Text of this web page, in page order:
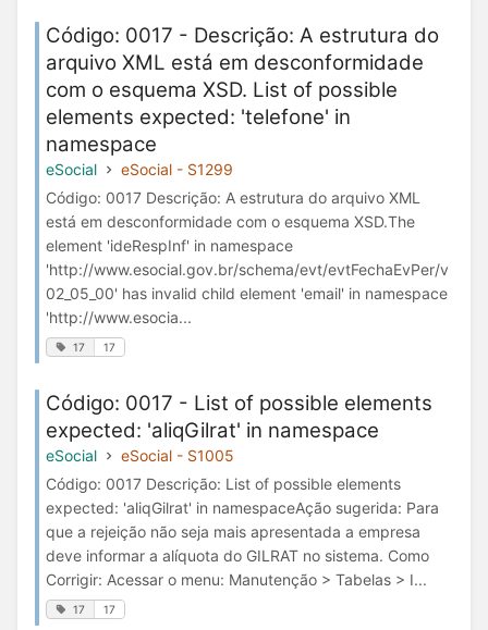
Código: 0017 - Descrição: A estrutura do
arquivo XML está em desconformidade
com o esquema XSD. List of possible
elements expected: 'telefone' in
namespace
eSocial
eSocial - S1299
Código: 0017 Descrição: A estrutura do arquivo XML
está em desconformidade com o esquema XSD.The
element 'ideRespInf' in namespace
'http://www.esocial.gov.br/schema/evt/evtFechaEvPer/v
02_05_00' has invalid child element 'email' in namespace
'http://www.esocia...
17 17
Código: 0017 - List of possible elements
expected: 'aliqGilrat' in namespace
eSocial
eSocial - S1005
Código: 0017 Descrição: List of possible elements
expected: 'aliqGilrat' in namespaceAção sugerida: Para
que a rejeição não seja mais apresentada a empresa
deve informar a alíquota do GILRAT no sistema. Como
Corrigir: Acessar o menu: Manutenção > Tabelas > I...
17 17